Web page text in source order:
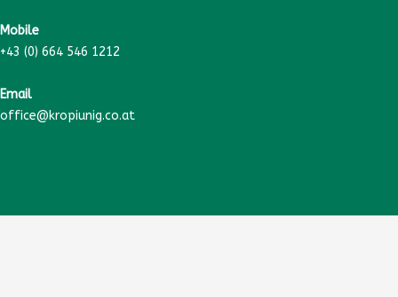
Mobile
+43 (0) 664 546 1212
Email
office@kropiunig.co.at